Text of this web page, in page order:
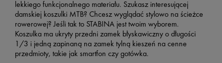
lekkiego funkcjonalnego materiału. Szukasz interesującej
damskiej koszulki MTB? Chcesz wyglądać stylowo na ścieżce
rowerowej? Jeśli tak to STABINA jest twoim wyborem.
Koszulka ma ukryty przedni zamek błyskawiczny o długości
1/3 i jedną zapinaną na zamek tylną kieszeń na cenne
przedmioty, takie jak smartfon czy gotówka.